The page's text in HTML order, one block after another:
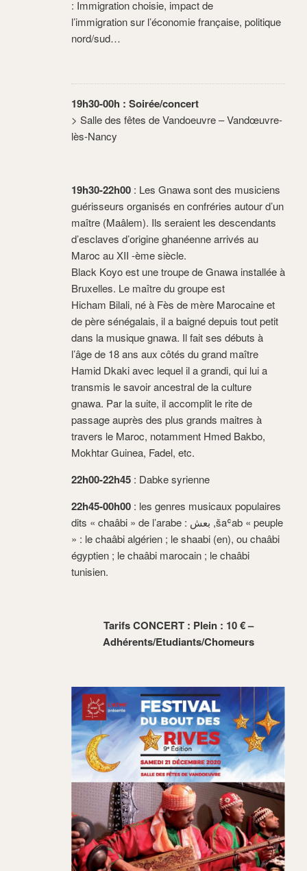
: Immigration choisie, impact de
l’immigration sur l’économie française, politique
nord/sud…
19h30-00h : Soirée/concert
> Salle des fêtes de Vandoeuvre – Vandœuvre-
lès-Nancy
19h30-22h00 : Les Gnawa sont des musiciens
guérisseurs organisés en confréries autour d’un
maître (Maâlem). Ils seraient les descendants
d’esclaves d’origine ghanéenne arrivés au
Maroc au XII -ème siècle.
Black Koyo est une troupe de Gnawa installée à
Bruxelles. Le maître du groupe est
Hicham Bilali, né à Fès de mère Marocaine et
de père sénégalais, il a baigné depuis tout petit
dans la musique gnawa. Il fait ses débuts à
l’âge de 18 ans aux côtés du grand maître
Hamid Dkaki avec lequel il a grandi, qui lui a
transmis le savoir ancestral de la culture
gnawa. Par la suite, il accomplit le rite de
passage auprès des plus grands maitres à
travers le Maroc, notamment Hmed Bakbo,
Mokhtar Guinea, Fadel, etc.
22h00-22h45 : Dabke syrienne
22h45-00h00 : les genres musicaux populaires
dits « chaâbi » de l’arabe : بعش ,šaʿab « peuple
» : le chaâbi algérien ; le shaabi (en), ou chaâbi
égyptien ; le chaâbi marocain ; le chaâbi
tunisien.
Tarifs CONCERT : Plein : 10 € –
Adhérents/Etudiants/Chomeurs